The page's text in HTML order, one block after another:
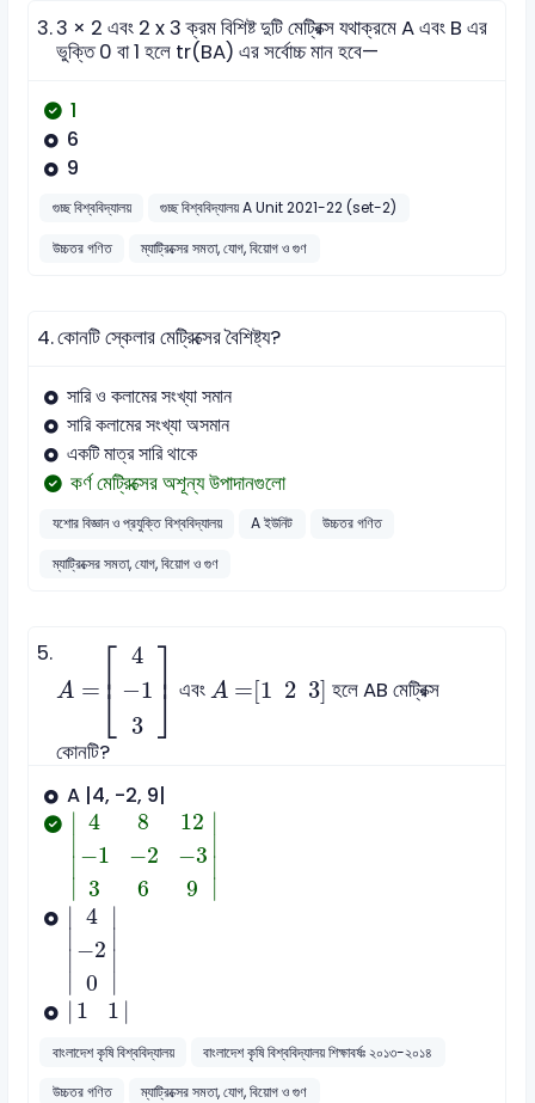
3.3 × 2 এবং 2 x 3 ক্রম বিশিষ্ট দুটি মেট্রিক্স যথাক্রমে A এবং B এর
ভুক্তি 0 বা 1 হলে tr(BA) এর সর্বোচ্চ মান হবে—
1
6
9
গুচ্ছ বিশ্ববিদ্যালয়
গুচ্ছ বিশ্ববিদ্যালয় A Unit 2021-22 (set-2)
উচ্চতর গণিত
ম্যাট্রিক্সের সমতা, যোগ, বিয়োগ ও গুণ
4.কোনটি স্কেলার মেট্রিক্সের বৈশিষ্ট্য?
সারি ও কলামের সংখ্যা সমান
সারি কলামের সংখ্যা অসমান
একটি মাত্র সারি থাকে
কর্ণ মেট্রিক্সের অশূন্য উপাদানগুলো
যশোর বিজ্ঞান ও প্রযুক্তি বিশ্ববিদ্যালয় A ইউনিট
উচ্চতর গণিত
ম্যাট্রিক্সের সমতা, যোগ, বিয়োগ ও গুণ
5.
A = ⎡
⎢⎣
4
−1
3
⎤
⎥
⎦
- 3
এবং A =[1 2 3]
A 2 3 হলে ‍AB মেট্রিক্স
কোনটি?
A |4, -2, 9|
∣
∣
∣
4 8
12
−1 −2 −3
3
6 9
∣
∣
∣
4 812 -1-2 -33 6
∣
∣
∣
4
−2
0
∣
∣
∣
4 -2 0
| 1 1 |
11
বাংলাদেশ কৃষি বিশ্ববিদ্যালয়
বাংলাদেশ কৃষি বিশ্ববিদ্যালয় শিক্ষাবর্ষঃ ২০১৩-২০১৪
উচ্চতর গণিত
ম্যাট্রিক্সের সমতা, যোগ, বিয়োগ ও গুণ